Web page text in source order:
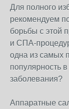
Для полного
рекомендуем
борьбы с этой
и СПА-
одна из самых
популярность
заболевания?
Аппаратные